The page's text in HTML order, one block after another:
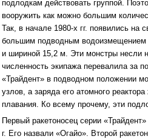
подлодкам действовать группой.
вооружить как можно большим
Так, в начале 1980-х гг. появились на
большим подводным водоизмещением
и шириной 15,2 м. Эти монстры несли
численность экипажа перевалила за
«Трайдент» в подводном положении
узлов, а заряда его атомного
плавания. Ко всему прочему, эти
Первый ракетоносец серии
г. Его назвали «Огайо». Второй